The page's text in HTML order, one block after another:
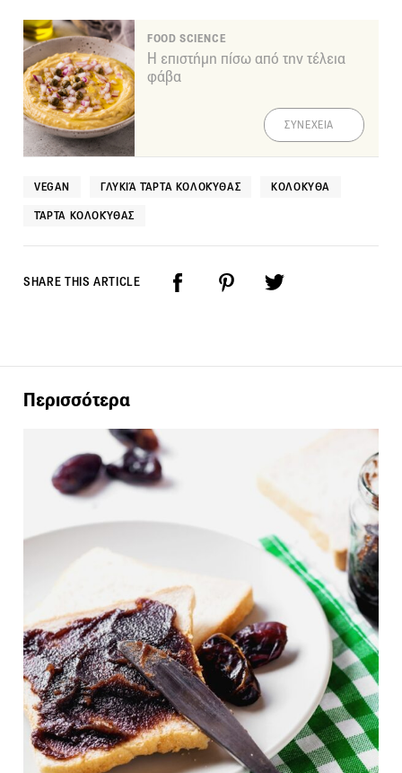
FOOD SCIENCE
Η επιστήμη πίσω από την τέλεια
φάβα
ΣΥΝΕΧΕΙΑ
VEGAN ΓΛΥΚΙΆ ΤΆΡΤΑ ΚΟΛΟΚΎΘΑΣ ΚΟΛΟΚΎΘΑ
ΤΆΡΤΑ ΚΟΛΟΚΎΘΑΣ
SHARE THIS ARTICLE
Περισσότερα